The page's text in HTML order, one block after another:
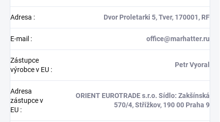
Adresa : Dvor Proletarki 5, Tver, 170001, RF
E-mail : office@marhatter.ru
Zástupce
výrobce v EU :
Petr Vyoral
Adresa
zástupce v
EU :
ORIENT EUROTRADE s.r.o. Sídlo: Zakšínská
570/4, Střížkov, 190 00 Praha 9